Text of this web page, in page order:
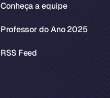
Conheça a equipe
Professor do Ano 2025
RSS Feed